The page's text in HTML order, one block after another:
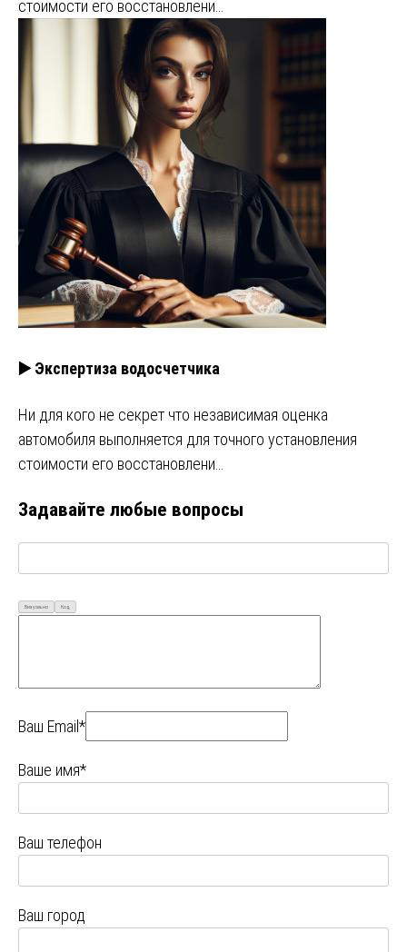
стоимости его восстановлени…
▶️ Экспертиза водосчетчика
Ни для кого не секрет что независимая оценка
автомобиля выполняется для точного установления
стоимости его восстановлени…
Задавайте любые вопросы
Визуально Код
Ваш Email*
Ваше имя*
Ваш телефон
Ваш город